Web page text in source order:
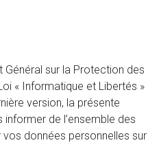
sur la Protection des
« Informatique et Libertés »
version, la présente
de l’ensemble des
données personnelles sur